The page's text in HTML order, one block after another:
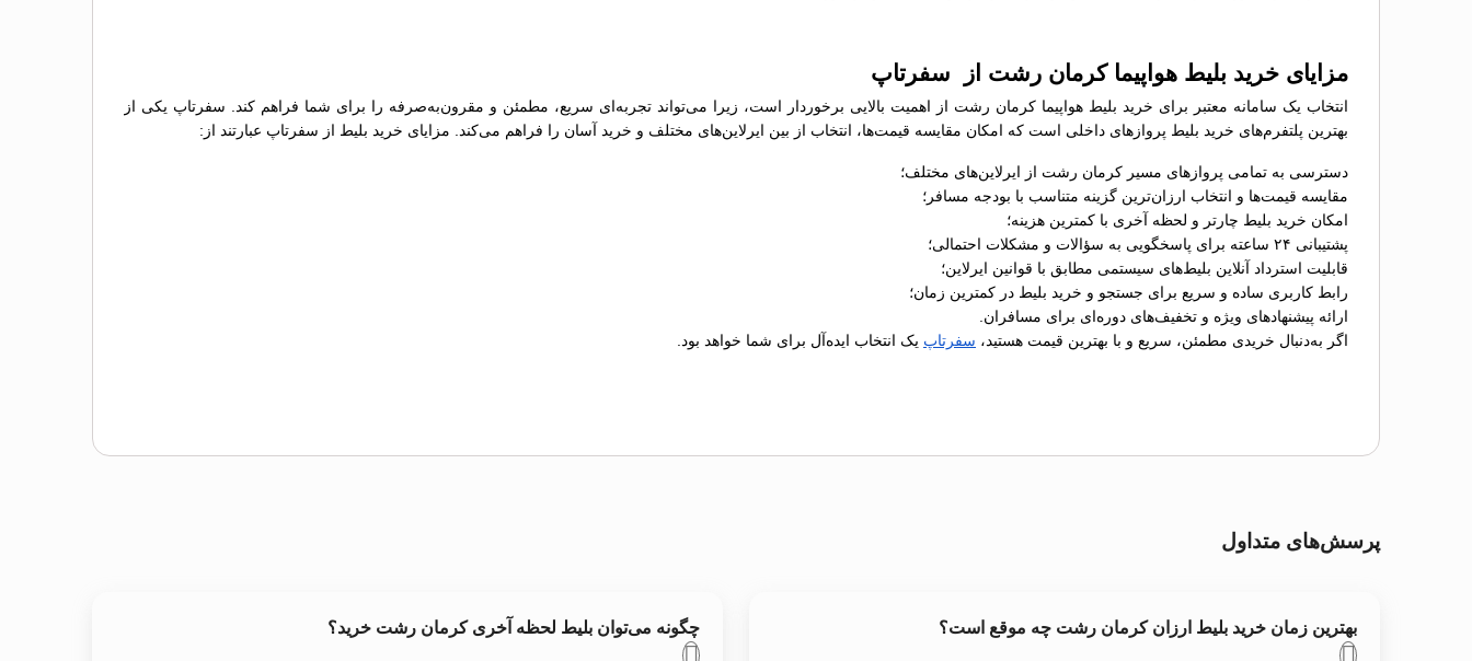
مزایای خرید بلیط هواپیما کرمان رشت از سفرتاپ
انتخاب یک سامانه معتبر برای خرید بلیط هواپیما کرمان رشت از اهمیت بالایی برخوردار است، زیرا می‌تواند تجربه‌ای سریع، مطمئن و مقرون‌به‌صرفه را برای شما فراهم کند. سفرتاپ یکی از
بهترین پلتفرم‌های خرید بلیط پروازهای داخلی است که امکان مقایسه قیمت‌ها، انتخاب از بین ایرلاین‌های مختلف و خرید آسان را فراهم می‌کند. مزایای خرید بلیط از سفرتاپ عبارتند از:
دسترسی به تمامی پروازهای مسیر کرمان رشت از ایرلاین‌های مختلف؛
مقایسه قیمت‌ها و انتخاب ارزان‌ترین گزینه متناسب با بودجه مسافر؛
امکان خرید بلیط چارتر و لحظه آخری با کمترین هزینه؛
پشتیبانی ۲۴ ساعته برای پاسخگویی به سؤالات و مشکلات احتمالی؛
قابلیت استرداد آنلاین بلیط‌های سیستمی مطابق با قوانین ایرلاین؛
رابط کاربری ساده و سریع برای جستجو و خرید بلیط در کمترین زمان؛
ارائه پیشنهادهای ویژه و تخفیف‌های دوره‌ای برای مسافران.
اگر به‌دنبال خریدی مطمئن، سریع و با بهترین قیمت هستید، سفرتاپ یک انتخاب ایده‌آل برای شما خواهد بود.
پرسش‌های متداول
بهترین زمان خرید بلیط ارزان کرمان رشت چه موقع است؟ چگونه می‌توان بلیط لحظه آخری کرمان رشت خرید؟